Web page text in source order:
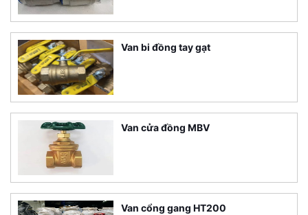
Van bi đồng tay gạt
Van cửa đồng MBV
Van cổng gang HT200